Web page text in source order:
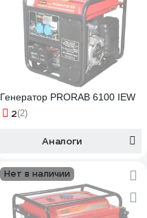
Генератор PRORAB 6100 IEW
2(2)
Аналоги
Нет в наличии